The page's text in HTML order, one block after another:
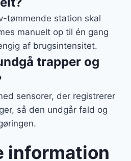
tømmende station skal
manuelt op til én gang
af brugsintensitet.
trapper og
sensorer, der registrerer
så den undgår fald og
information